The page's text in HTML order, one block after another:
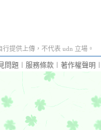
提供上傳，不代表 udn 立場。
問題 服務條款 著作權聲明